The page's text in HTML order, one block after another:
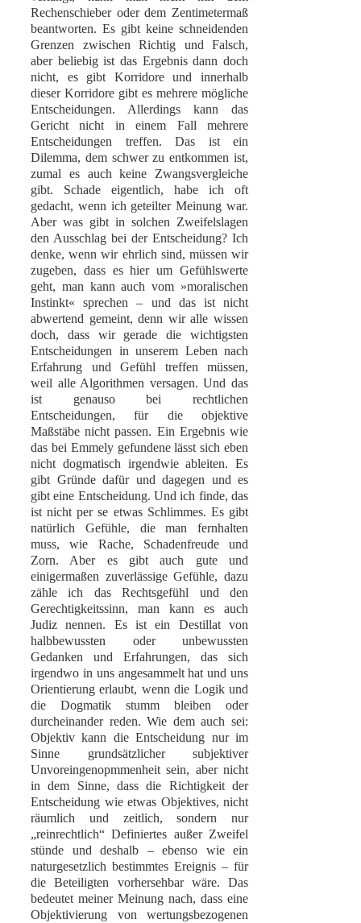
Rechenschieber oder dem Zentimetermaß
beantworten. Es gibt keine schneidenden
Grenzen zwischen Richtig und Falsch,
aber beliebig ist das Ergebnis dann doch
nicht, es gibt Korridore und innerhalb
dieser Korridore gibt es mehrere mögliche
Entscheidungen. Allerdings kann das
Gericht nicht in einem Fall mehrere
Entscheidungen treffen. Das ist ein
Dilemma, dem schwer zu entkommen ist,
zumal es auch keine Zwangsvergleiche
gibt. Schade eigentlich, habe ich oft
gedacht, wenn ich geteilter Meinung war.
Aber was gibt in solchen Zweifelslagen
den Ausschlag bei der Entscheidung? Ich
denke, wenn wir ehrlich sind, müssen wir
zugeben, dass es hier um Gefühlswerte
geht, man kann auch vom »moralischen
Instinkt« sprechen – und das ist nicht
abwertend gemeint, denn wir alle wissen
doch, dass wir gerade die wichtigsten
Entscheidungen in unserem Leben nach
Erfahrung und Gefühl treffen müssen,
weil alle Algorithmen versagen. Und das
ist genauso bei rechtlichen
Entscheidungen, für die objektive
Maßstäbe nicht passen. Ein Ergebnis wie
das bei Emmely gefundene lässt sich eben
nicht dogmatisch irgendwie ableiten. Es
gibt Gründe dafür und dagegen und es
gibt eine Entscheidung. Und ich finde, das
ist nicht per se etwas Schlimmes. Es gibt
natürlich Gefühle, die man fernhalten
muss, wie Rache, Schadenfreude und
Zorn. Aber es gibt auch gute und
einigermaßen zuverlässige Gefühle, dazu
zähle ich das Rechtsgefühl und den
Gerechtigkeitssinn, man kann es auch
Judiz nennen. Es ist ein Destillat von
halbbewussten oder unbewussten
Gedanken und Erfahrungen, das sich
irgendwo in uns angesammelt hat und uns
Orientierung erlaubt, wenn die Logik und
die Dogmatik stumm bleiben oder
durcheinander reden. Wie dem auch sei:
Objektiv kann die Entscheidung nur im
Sinne grundsätzlicher subjektiver
Unvoreingenopmmenheit sein, aber nicht
in dem Sinne, dass die Richtigkeit der
Entscheidung wie etwas Objektives, nicht
räumlich und zeitlich, sondern nur
„reinrechtlich“ Definiertes außer Zweifel
stünde und deshalb – ebenso wie ein
naturgesetzlich bestimmtes Ereignis – für
die Beteiligten vorhersehbar wäre. Das
bedeutet meiner Meinung nach, dass eine
Objektivierung von wertungsbezogenen